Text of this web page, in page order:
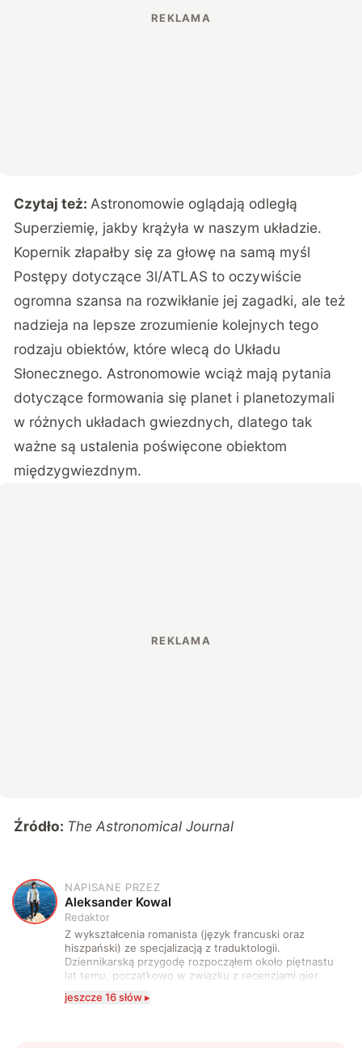
Czytaj też: Astronomowie oglądają odległą
Superziemię, jakby krążyła w naszym układzie.
Kopernik złapałby się za głowę na samą myśl
Postępy dotyczące 3l/ATLAS to oczywiście
ogromna szansa na rozwikłanie jej zagadki, ale też
nadzieja na lepsze zrozumienie kolejnych tego
rodzaju obiektów, które wlecą do Układu
Słonecznego. Astronomowie wciąż mają pytania
dotyczące formowania się planet i planetozymali
w różnych układach gwiezdnych, dlatego tak
ważne są ustalenia poświęcone obiektom
międzygwiezdnym.
Źródło: The Astronomical Journal
A
NAPISANE PRZEZ
Aleksander Kowal
Redaktor
Z wykształcenia romanista (język francuski oraz
hiszpański) ze specjalizacją z traduktologii.
Dziennikarską przygodę rozpocząłem około piętnastu
lat temu, początkowo w związku z recenzjami gier
komputerowych i filmów. Obecnie publikuję
zdecydowanie częściej na tematy związane z nauką
także uprawiać oraz oglądać sport.
jeszcze 16 słów ▸